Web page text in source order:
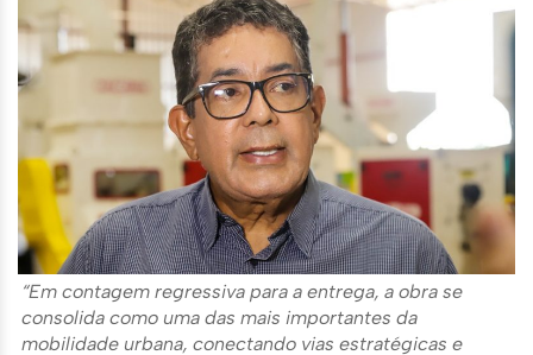
“Em contagem regressiva para a entrega, a obra se
consolida como uma das mais importantes da
mobilidade urbana, conectando vias estratégicas e